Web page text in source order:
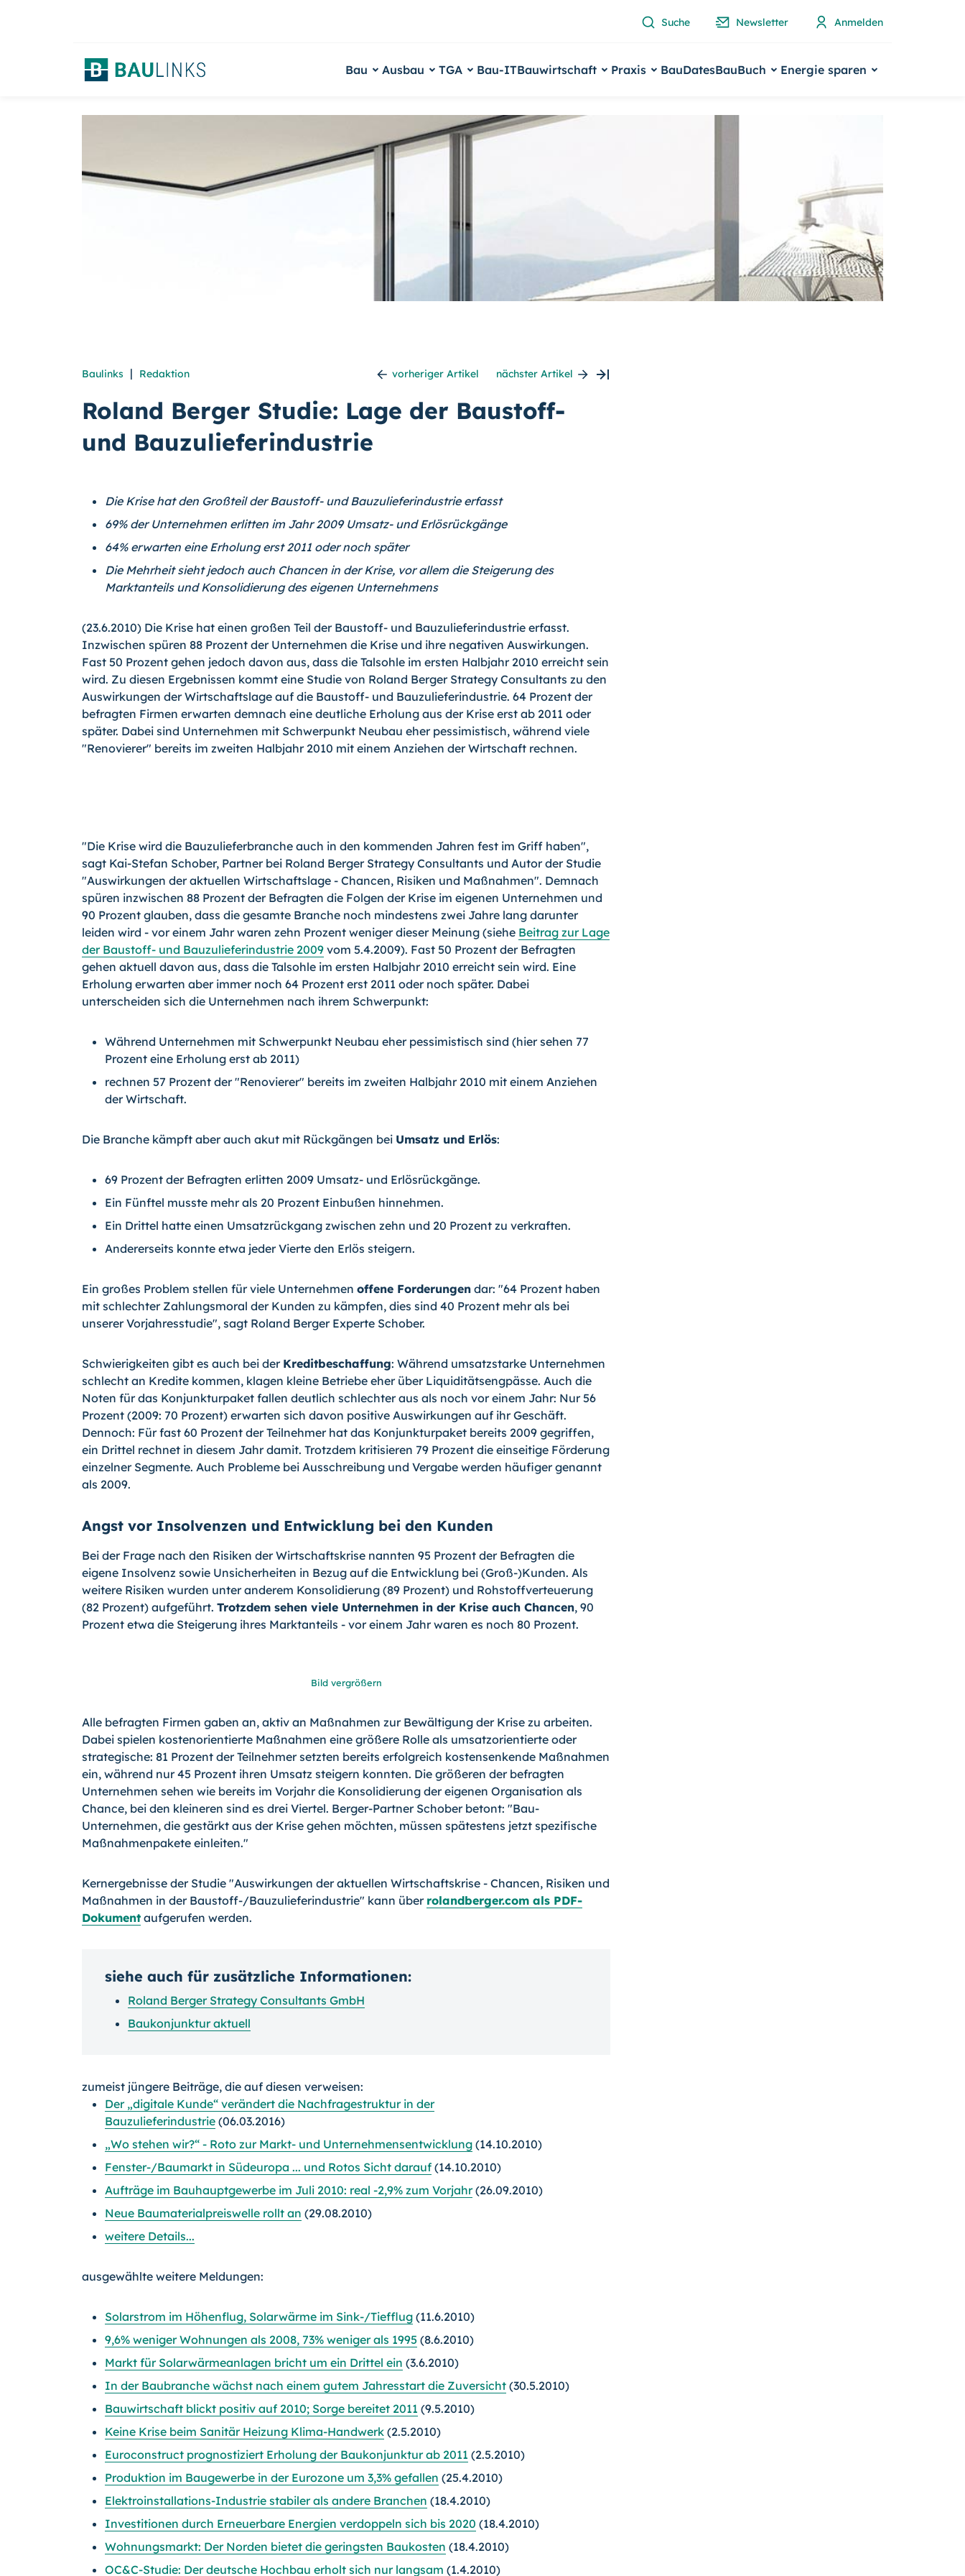
Suche Newsletter Anmelden
Bau Ausbau TGA Bau-ITBauwirtschaft Praxis BauDatesBauBuch Energie sparen
Baulinks | Redaktion vorheriger Artikel nächster Artikel
Roland Berger Studie: Lage der Baustoff-
und Bauzulieferindustrie
Die Krise hat den Großteil der Baustoff- und Bauzulieferindustrie erfasst
69% der Unternehmen erlitten im Jahr 2009 Umsatz- und Erlösrückgänge
64% erwarten eine Erholung erst 2011 oder noch später
Die Mehrheit sieht jedoch auch Chancen in der Krise, vor allem die Steigerung des
Marktanteils und Konsolidierung des eigenen Unternehmens
(23.6.2010) Die Krise hat einen großen Teil der Baustoff- und Bauzulieferindustrie erfasst.
Inzwischen spüren 88 Prozent der Unternehmen die Krise und ihre negativen Auswirkungen.
Fast 50 Prozent gehen jedoch davon aus, dass die Talsohle im ersten Halbjahr 2010 erreicht sein
wird. Zu diesen Ergebnissen kommt eine Studie von Roland Berger Strategy Consultants zu den
Auswirkungen der Wirtschaftslage auf die Baustoff- und Bauzulieferindustrie. 64 Prozent der
befragten Firmen erwarten demnach eine deutliche Erholung aus der Krise erst ab 2011 oder
später. Dabei sind Unternehmen mit Schwerpunkt Neubau eher pessimistisch, während viele
"Renovierer" bereits im zweiten Halbjahr 2010 mit einem Anziehen der Wirtschaft rechnen.
"Die Krise wird die Bauzulieferbranche auch in den kommenden Jahren fest im Griff haben",
sagt Kai-Stefan Schober, Partner bei Roland Berger Strategy Consultants und Autor der Studie
"Auswirkungen der aktuellen Wirtschaftslage - Chancen, Risiken und Maßnahmen". Demnach
spüren inzwischen 88 Prozent der Befragten die Folgen der Krise im eigenen Unternehmen und
90 Prozent glauben, dass die gesamte Branche noch mindestens zwei Jahre lang darunter
leiden wird - vor einem Jahr waren zehn Prozent weniger dieser Meinung (siehe Beitrag zur Lage
der Baustoff- und Bauzulieferindustrie 2009 vom 5.4.2009). Fast 50 Prozent der Befragten
gehen aktuell davon aus, dass die Talsohle im ersten Halbjahr 2010 erreicht sein wird. Eine
Erholung erwarten aber immer noch 64 Prozent erst 2011 oder noch später. Dabei
unterscheiden sich die Unternehmen nach ihrem Schwerpunkt:
Während Unternehmen mit Schwerpunkt Neubau eher pessimistisch sind (hier sehen 77
Prozent eine Erholung erst ab 2011)
rechnen 57 Prozent der "Renovierer" bereits im zweiten Halbjahr 2010 mit einem Anziehen
der Wirtschaft.
Die Branche kämpft aber auch akut mit Rückgängen bei Umsatz und Erlös:
69 Prozent der Befragten erlitten 2009 Umsatz- und Erlösrückgänge.
Ein Fünftel musste mehr als 20 Prozent Einbußen hinnehmen.
Ein Drittel hatte einen Umsatzrückgang zwischen zehn und 20 Prozent zu verkraften.
Andererseits konnte etwa jeder Vierte den Erlös steigern.
Ein großes Problem stellen für viele Unternehmen offene Forderungen dar: "64 Prozent haben
mit schlechter Zahlungsmoral der Kunden zu kämpfen, dies sind 40 Prozent mehr als bei
unserer Vorjahresstudie", sagt Roland Berger Experte Schober.
Schwierigkeiten gibt es auch bei der Kreditbeschaffung: Während umsatzstarke Unternehmen
schlecht an Kredite kommen, klagen kleine Betriebe eher über Liquiditätsengpässe. Auch die
Noten für das Konjunkturpaket fallen deutlich schlechter aus als noch vor einem Jahr: Nur 56
Prozent (2009: 70 Prozent) erwarten sich davon positive Auswirkungen auf ihr Geschäft.
Dennoch: Für fast 60 Prozent der Teilnehmer hat das Konjunkturpaket bereits 2009 gegriffen,
ein Drittel rechnet in diesem Jahr damit. Trotzdem kritisieren 79 Prozent die einseitige Förderung
einzelner Segmente. Auch Probleme bei Ausschreibung und Vergabe werden häufiger genannt
als 2009.
Angst vor Insolvenzen und Entwicklung bei den Kunden
Bei der Frage nach den Risiken der Wirtschaftskrise nannten 95 Prozent der Befragten die
eigene Insolvenz sowie Unsicherheiten in Bezug auf die Entwicklung bei (Groß-)Kunden. Als
weitere Risiken wurden unter anderem Konsolidierung (89 Prozent) und Rohstoffverteuerung
(82 Prozent) aufgeführt. Trotzdem sehen viele Unternehmen in der Krise auch Chancen, 90
Prozent etwa die Steigerung ihres Marktanteils - vor einem Jahr waren es noch 80 Prozent.
Bild vergrößern
Alle befragten Firmen gaben an, aktiv an Maßnahmen zur Bewältigung der Krise zu arbeiten.
Dabei spielen kostenorientierte Maßnahmen eine größere Rolle als umsatzorientierte oder
strategische: 81 Prozent der Teilnehmer setzten bereits erfolgreich kostensenkende Maßnahmen
ein, während nur 45 Prozent ihren Umsatz steigern konnten. Die größeren der befragten
Unternehmen sehen wie bereits im Vorjahr die Konsolidierung der eigenen Organisation als
Chance, bei den kleineren sind es drei Viertel. Berger-Partner Schober betont: "Bau-
Unternehmen, die gestärkt aus der Krise gehen möchten, müssen spätestens jetzt spezifische
Maßnahmenpakete einleiten."
Kernergebnisse der Studie "Auswirkungen der aktuellen Wirtschaftskrise - Chancen, Risiken und
Maßnahmen in der Baustoff-/Bauzulieferindustrie" kann über rolandberger.com als PDF-
Dokument aufgerufen werden.
siehe auch für zusätzliche Informationen:
Roland Berger Strategy Consultants GmbH
Baukonjunktur aktuell
zumeist jüngere Beiträge, die auf diesen verweisen:
Der „digitale Kunde“ verändert die Nachfragestruktur in der
Bauzulieferindustrie (06.03.2016)
„Wo stehen wir?“ - Roto zur Markt- und Unternehmensentwicklung (14.10.2010)
Fenster-/Baumarkt in Südeuropa ... und Rotos Sicht darauf (14.10.2010)
Aufträge im Bauhauptgewerbe im Juli 2010: real -2,9% zum Vorjahr(26.09.2010)
Neue Baumaterialpreiswelle rollt an (29.08.2010)
weitere Details...
ausgewählte weitere Meldungen:
Solarstrom im Höhenflug, Solarwärme im Sink-/Tiefflug (11.6.2010)
9,6% weniger Wohnungen als 2008, 73% weniger als 1995 (8.6.2010)
Markt für Solarwärmeanlagen bricht um ein Drittel ein (3.6.2010)
In der Baubranche wächst nach einem gutem Jahresstart die Zuversicht (30.5.2010)
Bauwirtschaft blickt positiv auf 2010; Sorge bereitet 2011 (9.5.2010)
Keine Krise beim Sanitär Heizung Klima-Handwerk (2.5.2010)
Euroconstruct prognostiziert Erholung der Baukonjunktur ab 2011 (2.5.2010)
Produktion im Baugewerbe in der Eurozone um 3,3% gefallen (25.4.2010)
Elektroinstallations-Industrie stabiler als andere Branchen (18.4.2010)
Investitionen durch Erneuerbare Energien verdoppeln sich bis 2020 (18.4.2010)
Wohnungsmarkt: Der Norden bietet die geringsten Baukosten (18.4.2010)
OC&C-Studie: Der deutsche Hochbau erholt sich nur langsam (1.4.2010)